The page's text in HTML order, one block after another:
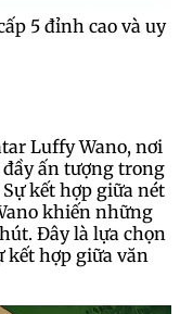
5 đỉnh cao và uy
Luffy Wano, nơi
ấn tượng trong
kết hợp giữa nét
khiến những
Đây là lựa chọn
kết hợp giữa văn